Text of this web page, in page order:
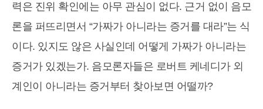
력은 진위 확인에는 아무 관심이 없다. 근거 없이 음모
론을 퍼뜨리면서 “가짜가 아니라는 증거를 대라”는 식
이다. 있지도 않은 사실인데 어떻게 가짜가 아니라는
증거가 있겠는가. 음모론자들은 로버트 케네디가 외
계인이 아니라는 증거부터 찾아보면 어떨까?